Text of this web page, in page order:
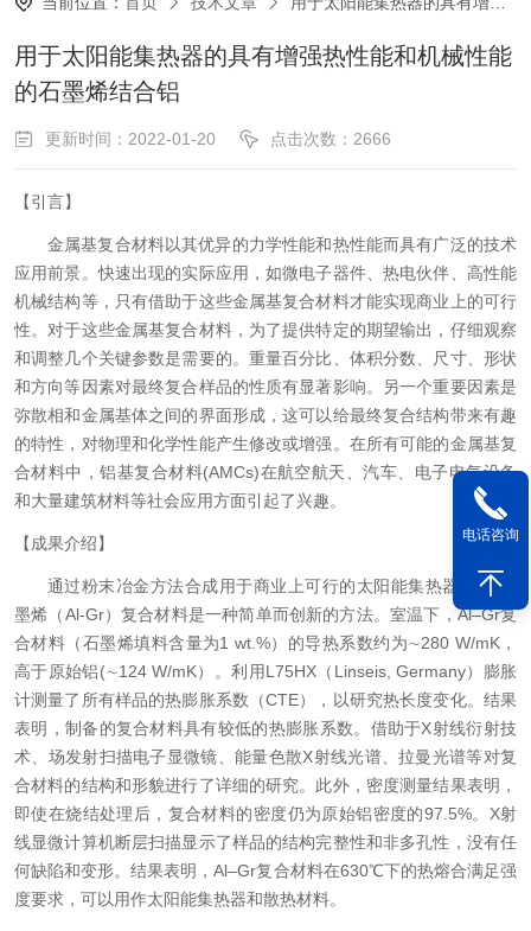
用于太阳能集热器的具有增强热性能和机械性能
的石墨烯结合铝
更新时间：2022-01-20 点击次数：2666
【引言】
金属基复合材料以其优异的力学性能和热性能而具有广泛的技术
应用前景。快速出现的实际应用，如微电子器件、热电伙伴、高性能
机械结构等，只有借助于这些金属基复合材料才能实现商业上的可行
性。对于这些金属基复合材料，为了提供特定的期望输出，仔细观察
和调整几个关键参数是需要的。重量百分比、体积分数、尺寸、形状
和方向等因素对最终复合样品的性质有显著影响。另一个重要因素是
弥散相和金属基体之间的界面形成，这可以给最终复合结构带来有趣
的特性，对物理和化学性能产生修改或增强。 在所有可能的金属基复
合材料中，铝基复合材料(AMCs)在航空航天、汽车、电子电气设备
和大量建筑材料等社会应用方面引起了兴趣。
【成果介绍】
通过粉末冶金方法合成用于商业上可行的太阳能集热器的铝-石
墨烯（Al-Gr）复合材料是一种简单而创新的方法。室温下，Al–Gr复
合材料（石墨烯填料含量为1 wt.%）的导热系数约为∼280 W/mK，
高于原始铝(∼124 W/mK）。利用L75HX（Linseis, Germany）膨胀
计测量了所有样品的热膨胀系数（CTE），以研究热长度变化。 结果
表明 ，制备的复合材料具有较低的热膨胀系数。借助于X射线衍射技
术、场发射扫描电子显微镜、能量色散X射线光谱、拉曼光谱等对复
合材料的结构和形貌进行了详细的研究。此外，密度测量结果表明，
即使在烧结处理后， 复合材料的密度仍为原始铝密度的97.5%。X射
线显微计算机断层扫描显示了样品的结构完整性和非多孔性，没有任
何缺陷和变形。结果表明，Al–Gr复合材料在630℃下的热熔合满足强
度要求， 可以 用作太阳能集热器和散热材料。
电话咨询